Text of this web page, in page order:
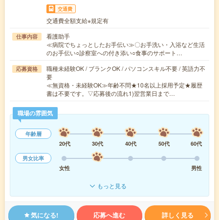
交通費
交通費全額支給※規定有
仕事内容
看護助手
≪病院でちょっとしたお手伝い≫〇お手洗い・入浴など生活
のお手伝い○診察室への付き添い○食事のサポート…
応募資格
職種未経験OK / ブランクOK / パソコンスキル不要 / 英語力不
要
≪無資格・未経験OK≫年齢不問★10名以上採用予定★履歴
書は不要です。▽応募後の流れ1)翌営業日まで…
職場の雰囲気
年齢層
20代
30代 40代 50代
60代
男女比率
女性
男性
もっと見る
気になる! 応募へ進む 詳しく見る